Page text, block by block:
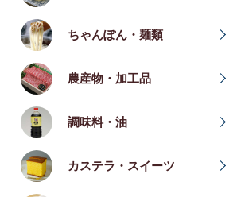
ちゃんぽん・麺類
農産物・加工品
調味料・油
カステラ・スイーツ